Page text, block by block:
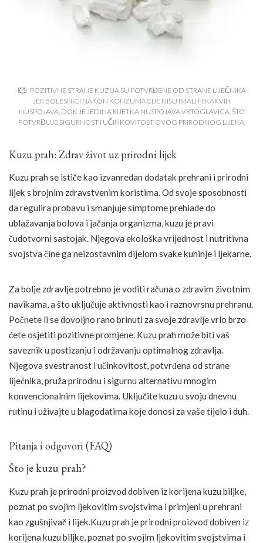
POZITIVNE STRANE KUZUA SU POTVRĐENE OD STRANE LIJEČNIKA
JER BOLESNICI NAKON KONZUMACIJE NISU IMALI NIKAKVIH
NUSPOJAVA, DOK JE JEDINA RIJETKA NUSPOJAVA VRTOGLAVICA, ŠTO
POTVRĐUJE SIGURNOST I UČINKOVITOST OVOG PRIRODNOG LIJEKA.
Kuzu prah: Zdrav život uz prirodni lijek
Kuzu prah se ističe kao izvanredan dodatak prehrani i prirodni
lijek s brojnim zdravstvenim koristima. Od svoje sposobnosti
da regulira probavu i smanjuje simptome prehlade do
ublažavanja bolova i jačanja organizma, kuzu je pravi
čudotvorni sastojak. Njegova ekološka vrijednost i nutritivna
svojstva čine ga neizostavnim dijelom svake kuhinje i ljekarne.
Za bolje zdravlje potrebno je voditi računa o zdravim životnim
navikama, a što uključuje aktivnosti kao i raznovrsnu prehranu.
Počnete li se dovoljno rano brinuti za svoje zdravlje vrlo brzo
ćete osjetiti pozitivne promjene. Kuzu prah može biti vaš
saveznik u postizanju i održavanju optimalnog zdravlja.
Njegova svestranost i učinkovitost, potvrđena od strane
liječnika, pruža prirodnu i sigurnu alternativu mnogim
konvencionalnim lijekovima. Uključite kuzu u svoju dnevnu
rutinu i uživajte u blagodatima koje donosi za vaše tijelo i duh.
Pitanja i odgovori (FAQ)
Što je kuzu prah?
Kuzu prah je prirodni proizvod dobiven iz korijena kuzu biljke,
poznat po svojim ljekovitim svojstvima i primjeni u prehrani
kao zgušnjivač i lijek.Kuzu prah je prirodni proizvod dobiven iz
korijena kuzu biljke, poznat po svojim ljekovitim svojstvima i